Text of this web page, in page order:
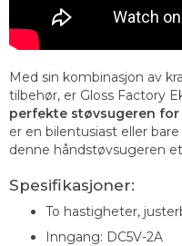
Med sin kombinasjon av
tilbehør, er Gloss Factory
perfekte støvsugeren
er en bilentusiast eller
denne håndstøvsugeren
Spesifikasjoner:
To hastigheter,
Inngang: DC5V-2A